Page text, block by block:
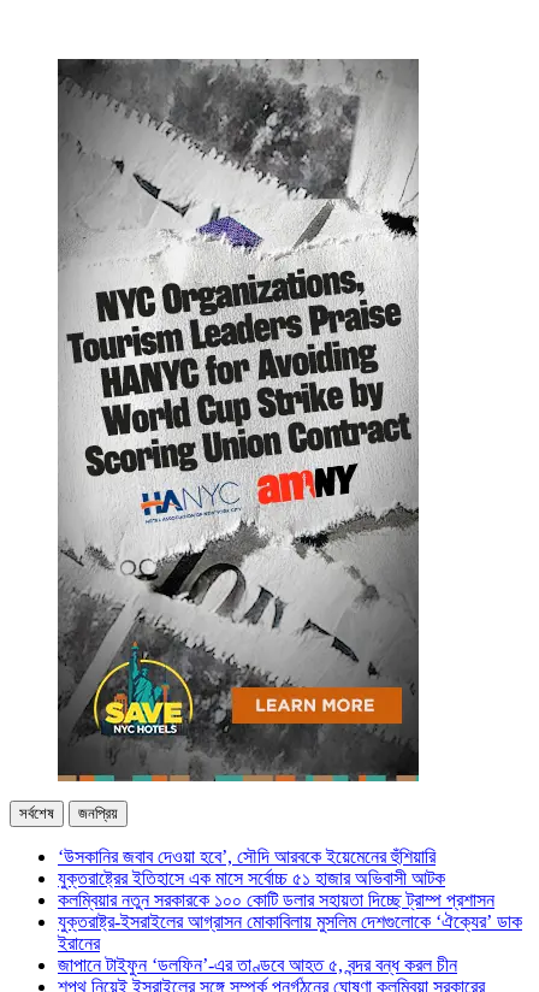
সর্বশেষ জনপ্রিয়
‘উসকানির জবাব দেওয়া হবে’, সৌদি আরবকে ইয়েমেনের হুঁশিয়ারি
যুক্তরাষ্ট্রের ইতিহাসে এক মাসে সর্বোচ্চ ৫১ হাজার অভিবাসী আটক
কলম্বিয়ার নতুন সরকারকে ১০০ কোটি ডলার সহায়তা দিচ্ছে ট্রাম্প প্রশাসন
যুক্তরাষ্ট্র-ইসরাইলের আগ্রাসন মোকাবিলায় মুসলিম দেশগুলোকে ‘ঐক্যের’ ডাক
ইরানের
জাপানে টাইফুন ‘ডলফিন’-এর তাণ্ডবে আহত ৫, বন্দর বন্ধ করল চীন
শপথ নিয়েই ইসরাইলের সঙ্গে সম্পর্ক পুনর্গঠনের ঘোষণা কলম্বিয়া সরকারের